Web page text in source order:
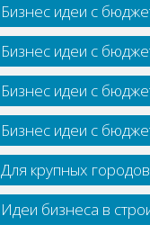
Бизнес идеи с
Бизнес идеи с
Бизнес идеи с
Бизнес идеи с
Для крупных городов
Идеи бизнеса в